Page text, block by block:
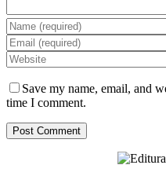
Save my name, email, and
time I comment.